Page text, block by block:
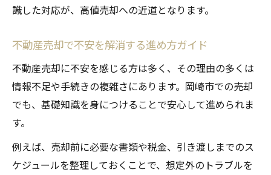
識した対応が、高値売却への近道となります。
不動産売却で不安を解消する進め方ガイド
不動産売却に不安を感じる方は多く、その理由の多くは
情報不足や手続きの複雑さにあります。岡崎市での売却
でも、基礎知識を身につけることで安心して進められま
す。
例えば、売却前に必要な書類や税金、引き渡しまでのス
ケジュールを整理しておくことで、想定外のトラブルを